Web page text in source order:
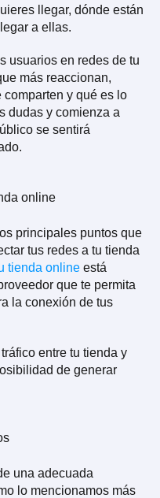
llegar, dónde están
a ellas.
usuarios en redes de tu
más reaccionan,
y qué es lo
dudas y comienza a
se sentirá
online
principales puntos que
tus redes a tu tienda
tienda online está
que te permita
la conexión de tus
entre tu tienda y
de generar
una adecuada
lo mencionamos más